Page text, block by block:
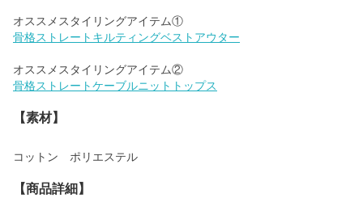
骨格ストレートキルティングベストアウター
骨格ストレートケーブルニットトップス
【素材】
コットン ポリエステル
【商品詳細】